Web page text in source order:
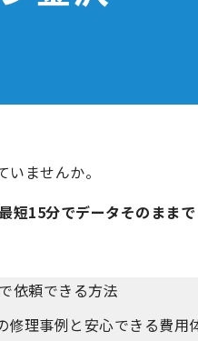
ませんか。
最短15分でデータそのままで
で依頼できる方法
修理事例と安心できる費用